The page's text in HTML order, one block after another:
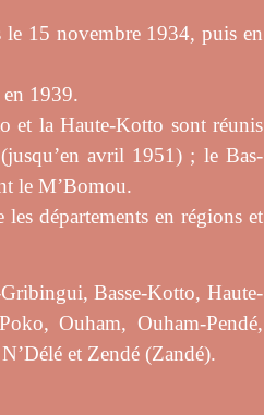
le 15 novembre 1934, puis en
en 1939.
et la Haute-Kotto sont réunis
avril 1951) ; le Bas-
le M’Bomou.
départements en régions et
Basse-Kotto, Haute-
Ouham, Ouham-Pendé,
et Zendé (Zandé).